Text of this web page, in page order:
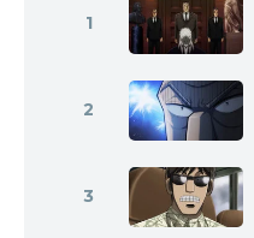
1
2
3